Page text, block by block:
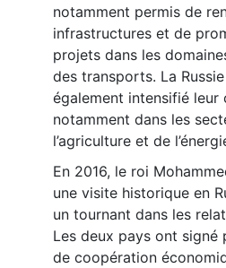
notamment permis de
infrastructures et de
projets dans les
des transports. La
également intensifié leur
notamment dans les
l’agriculture et de
En 2016, le roi
une visite historique en
un tournant dans les
Les deux pays ont signé
de coopération